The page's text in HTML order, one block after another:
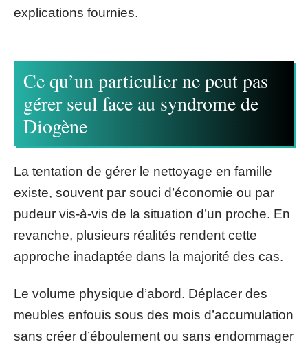
explications fournies.
Ce qu’un particulier ne peut pas
gérer seul face au syndrome de
Diogène
La tentation de gérer le nettoyage en famille
existe, souvent par souci d’économie ou par
pudeur vis-à-vis de la situation d’un proche. En
revanche, plusieurs réalités rendent cette
approche inadaptée dans la majorité des cas.
Le volume physique d’abord. Déplacer des
meubles enfouis sous des mois d’accumulation
sans créer d’éboulement ou sans endommager